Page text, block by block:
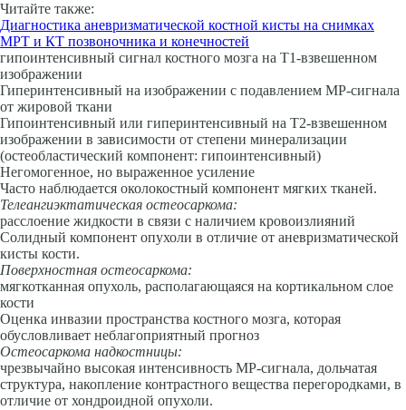
Читайте также:
Диагностика аневризматической костной кисты на снимках
МРТ и КТ позвоночника и конечностей
гипоинтенсивный сигнал костного мозга на Т1-взвешенном
изображении
Гиперинтенсивный на изображении с подавлением МР-сигнала
от жировой ткани
Гипоинтенсивный или гиперинтенсивный на Т2-взвешенном
изображении в зависимости от степени минерализации
(остеобластический компонент: гипоинтенсивный)
Негомогенное, но выраженное усиление
Часто наблюдается околокостный компонент мягких тканей.
Телеангиэктатическая остеосаркома:
расслоение жидкости в связи с наличием кровоизлияний
Солидный компонент опухоли в отличие от аневризматической
кисты кости.
Поверхностная остеосаркома:
мягкотканная опухоль, располагающаяся на кортикальном слое
кости
Оценка инвазии пространства костного мозга, которая
обусловливает неблагоприятный прогноз
Остеосаркома надкостницы:
чрезвычайно высокая интенсивность МР-сигнала, дольчатая
структура, накопление контрастного вещества перегородками, в
отличие от хондроидной опухоли.